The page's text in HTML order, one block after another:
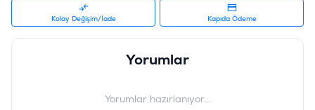
Kolay Değişim/İade Kapıda Ödeme
Yorumlar
Yorumlar hazırlanıyor...